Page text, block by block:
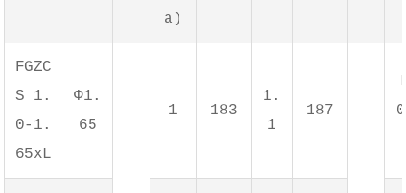
a)
FGZC
S 1.
0-1.
65xL
Φ1.
65
1 183
1.
1
187